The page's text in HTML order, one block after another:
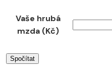
Vaše hrubá
mzda (Kč)